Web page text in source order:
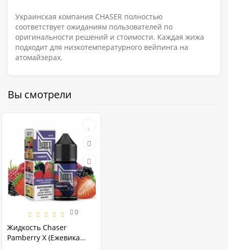
Украинская компания CHASER полностью
соответствует ожиданиям пользователей по
оригинальности решений и стоимости. Каждая жижа
подходит для низкотемпературного вейпинга на
атомайзерах.
Вы смотрели
0
Жидкость Chaser
Pamberry X (Ежевика